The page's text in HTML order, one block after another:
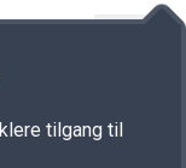
tilgang til